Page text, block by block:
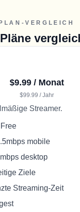
PLAN-VERGLEICH
$9.99 / Monat
$99.99 / Jahr
Streamer.
mobile
desktop
Ziele
Streaming-Zeit